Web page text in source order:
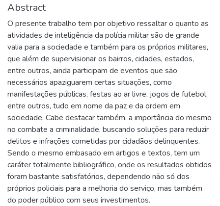
Abstract
O presente trabalho tem por objetivo ressaltar o quanto as
atividades de inteligência da polícia militar são de grande
valia para a sociedade e também para os próprios militares,
que além de supervisionar os bairros, cidades, estados,
entre outros, ainda participam de eventos que são
necessários apaziguarem certas situações, como
manifestações públicas, festas ao ar livre, jogos de futebol,
entre outros, tudo em nome da paz e da ordem em
sociedade. Cabe destacar também, a importância do mesmo
no combate a criminalidade, buscando soluções para reduzir
delitos e infrações cometidas por cidadãos delinquentes.
Sendo o mesmo embasado em artigos e textos, tem um
caráter totalmente bibliográfico, onde os resultados obtidos
foram bastante satisfatórios, dependendo não só dos
próprios policiais para a melhoria do serviço, mas também
do poder público com seus investimentos.